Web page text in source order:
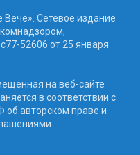
Сетевое издание
52606 от 25 января
на веб-сайте
в соответствии с
об авторском праве и